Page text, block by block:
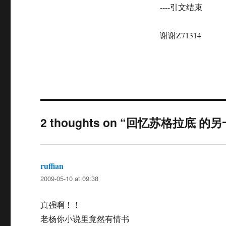
----引文结束
谢谢Z71314
2 thoughts on “回忆苏格拉底 的另
ruffian
2009-05-10 at 09:38
真强啊！！
老杨你小说里竟然有情书